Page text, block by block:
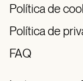
Política de
Política de
FAQ